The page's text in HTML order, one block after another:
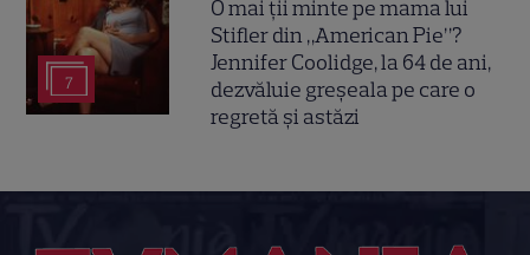
7
O mai ții minte pe mama lui
Stifler din „American Pie”?
Jennifer Coolidge, la 64 de ani,
dezvăluie greșeala pe care o
regretă și astăzi